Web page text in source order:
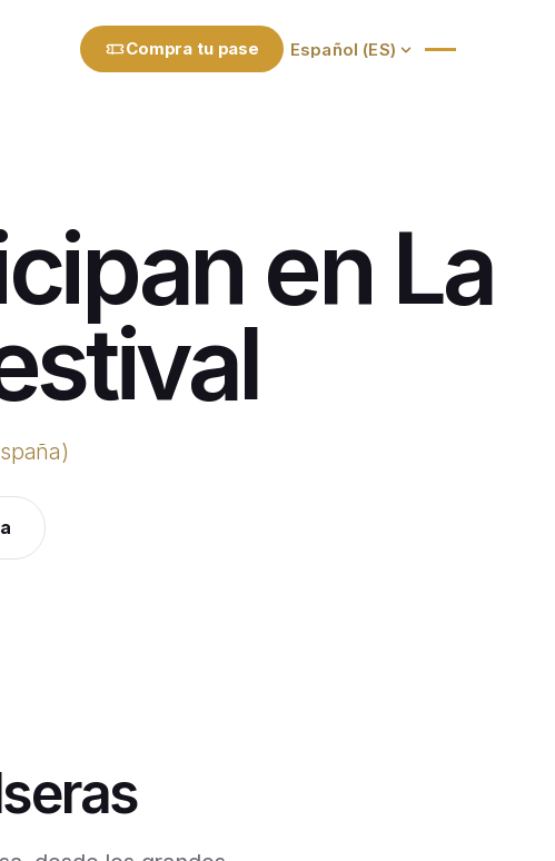
Compra tu pase
en La